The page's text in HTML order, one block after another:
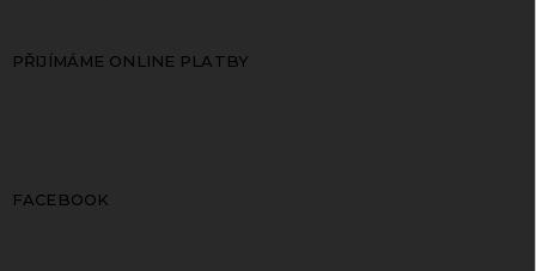
PŘIJÍMÁME ONLINE PLATBY
FACEBOOK